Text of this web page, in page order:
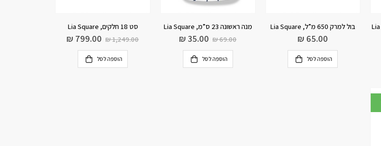
בול למרק 650 מ”ל, Lia Square
₪ 65.00
הוספה לסל
מנה ראשונה 23 ס”מ, Lia Square
₪69.00
₪ 35.00
הוספה לסל
סט 18 חלקים, Lia Square
₪1,249.00
₪ 799.00
הוספה לסל